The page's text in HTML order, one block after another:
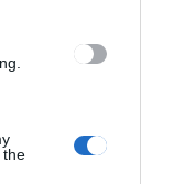
the